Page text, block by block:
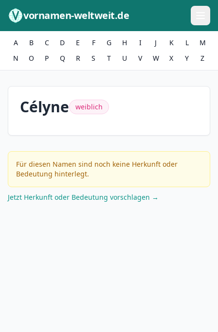
vornamen-weltweit.de
A B C D E F G H I J K L
M
N
O P Q R S T U V W X Y Z
Célyne weiblich
Für diesen Namen sind noch keine Herkunft oder
Bedeutung hinterlegt.
Jetzt Herkunft oder Bedeutung vorschlagen →